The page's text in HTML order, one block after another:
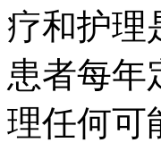
疗和护理
患者每年
理任何可